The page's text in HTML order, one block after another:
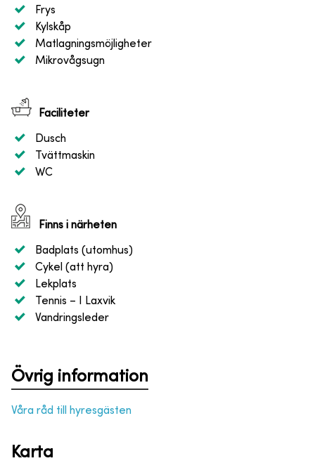
Frys
Kylskåp
Matlagningsmöjligheter
Mikrovågsugn
Faciliteter
Dusch
Tvättmaskin
WC
Finns i närheten
Badplats (utomhus)
Cykel (att hyra)
Lekplats
Tennis – I Laxvik
Vandringsleder
Övrig information
Våra råd till hyresgästen
Karta